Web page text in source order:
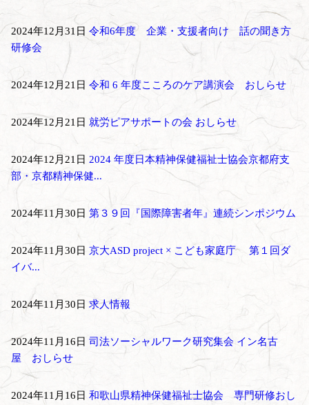
2024年12月31日 令和6年度 企業・支援者向け 話の聞き方
研修会
2024年12月21日 令和 6 年度こころのケア講演会 おしらせ
2024年12月21日 就労ピアサポートの会 おしらせ
2024年12月21日 2024 年度日本精神保健福祉士協会京都府支
部・京都精神保健...
2024年11月30日 第３９回『国際障害者年』連続シンポジウム
2024年11月30日 京大ASD project × こども家庭庁 第１回ダ
イバ...
2024年11月30日 求人情報
2024年11月16日 司法ソーシャルワーク研究集会 イン名古
屋 おしらせ
2024年11月16日 和歌山県精神保健福祉士協会 専門研修おし